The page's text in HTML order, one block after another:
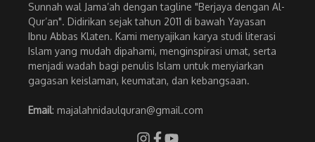
Sunnah wal Jama’ah dengan tagline "Berjaya dengan Al-
Qur’an". Didirikan sejak tahun 2011 di bawah Yayasan
Ibnu Abbas Klaten. Kami menyajikan karya studi literasi
Islam yang mudah dipahami, menginspirasi umat, serta
menjadi wadah bagi penulis Islam untuk menyiarkan
gagasan keislaman, keumatan, dan kebangsaan.
Email: majalahnidaulquran@gmail.com